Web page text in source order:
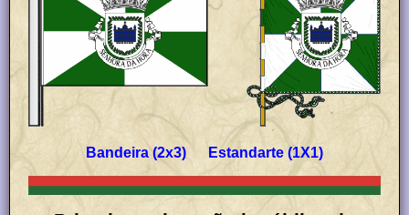
Bandeira (2x3) Estandarte (1X1)